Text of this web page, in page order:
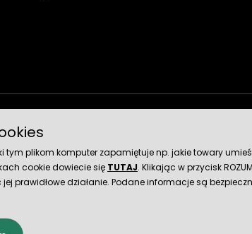
Metody dostawy
tym plikom komputer zapamiętuje np. jakie towary
cookie dowiecie się TUTAJ. Klikając w przycisk
działanie. Podane informacje są